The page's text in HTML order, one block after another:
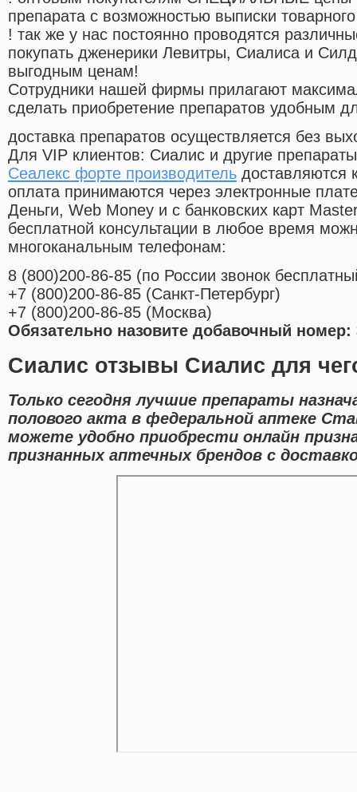
препарата с возможностью выписки
! так же у нас постоянно проводятся
покупать дженерики Левитры, Сиалиса и
выгодным ценам!
Cотрудники нашей фирмы прилагают
сделать приобретение препаратов удобным
доставка препаратов осуществляется без
Для VIP клиентов: Сиалис и другие
Сеалекс форте производитель доставляются
оплата принимаются через электронные
Деньги, Web Money и с банковских карт
бесплатной консультации в любое время
многоканальным телефонам:
8 (800)200-86-85 (по России звонок
+7 (800)200-86-85 (Санкт-Петербург)
+7 (800)200-86-85 (Москва)
Обязательно назовите добавочный номер:
Сиалис отзывы Сиалис для
Только сегодня лучшие препараты
полового акта в федеральной аптеке
можете удобно приобрести онлайн
признанных аптечных брендов с